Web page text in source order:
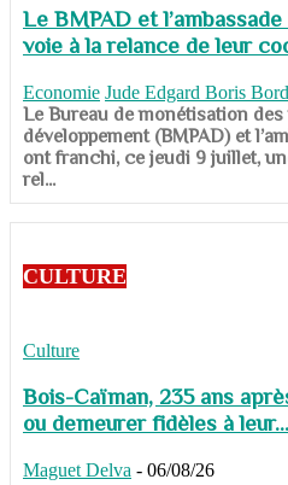
Le BMPAD et
voie à la relance de leur
Economie Jude Edgard Boris
​​​​​​​Le Bureau de monétisation des
développement (BMPAD) et
ont franchi, ce jeudi 9 juillet,
rel...
CULTURE
Culture
Bois-Caïman, 235 ans
ou demeurer fidèles à leur...
Maguet Delva - 06/08/26